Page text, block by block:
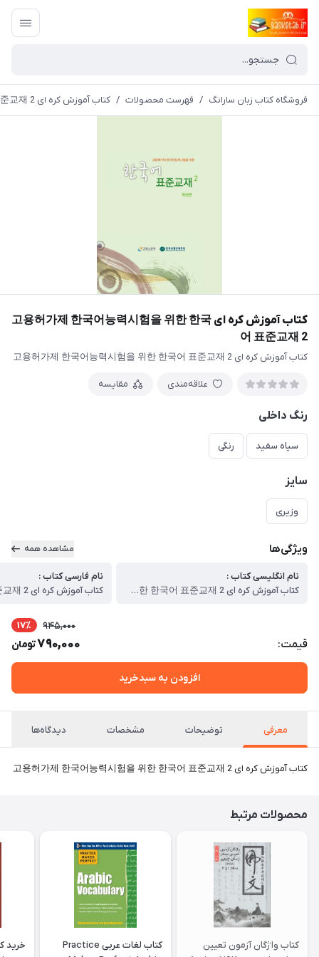
فروشگاه کتاب زبان سارانگ / فهرست محصولات / کتاب آموزش کره ای 고용허가제 한국어능력시험을 위한 한국어 표준교재 2
کتاب آموزش کره ای 고용허가제 한국어능력시험을 위한 한국
어 표준교재 2
کتاب آموزش کره ای 고용허가제 한국어능력시험을 위한 한국어 표준교재 2
علاقه‌مندی مقایسه
رنگ داخلی
سیاه سفید رنگی
سایز
وزیری
ویژگی‌ها مشاهده همه
نام انگلیسی کتاب :
کتاب آموزش کره ای 고용허가제 한국어능력시험을 위한 한국어 표준교재 2
نام فارسی کتاب :
قیمت:
945,000 17٪
790,000تومان
افزودن به سبدخرید
معرفی توضیحات مشخصات دیدگاه‌ها
کتاب آموزش کره ای 고용허가제 한국어능력시험을 위한 한국어 표준교재 2
محصولات مرتبط
کتاب واژگان آزمون تعیین
کتاب لغات عربی Practice